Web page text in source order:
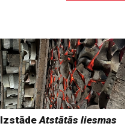
IzstādeAtstātās liesmas